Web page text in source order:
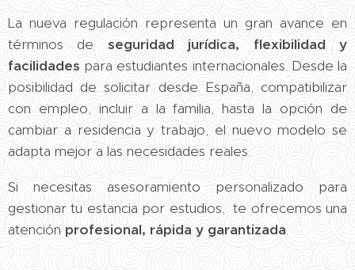
La nueva regulación representa un gran avance en
términos de seguridad jurídica, flexibilidad y
facilidades para estudiantes internacionales. Desde la
posibilidad de solicitar desde España, compatibilizar
con empleo, incluir a la familia, hasta la opción de
cambiar a residencia y trabajo, el nuevo modelo se
adapta mejor a las necesidades reales.
Si necesitas asesoramiento personalizado para
gestionar tu estancia por estudios, te ofrecemos una
atención profesional, rápida y garantizada.